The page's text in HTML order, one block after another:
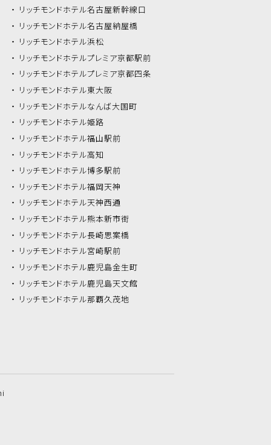
リッチモンドホテル名古屋新幹線口
リッチモンドホテル名古屋納屋橋
リッチモンドホテル浜松
リッチモンドホテルプレミア京都駅前
リッチモンドホテルプレミア京都四条
リッチモンドホテル東大阪
リッチモンドホテルなんば大国町
リッチモンドホテル姫路
リッチモンドホテル福山駅前
リッチモンドホテル高知
リッチモンドホテル博多駅前
リッチモンドホテル福岡天神
リッチモンドホテル天神西通
リッチモンドホテル熊本新市街
リッチモンドホテル長崎思案橋
リッチモンドホテル宮崎駅前
リッチモンドホテル鹿児島金生町
リッチモンドホテル鹿児島天文館
リッチモンドホテル那覇久茂地